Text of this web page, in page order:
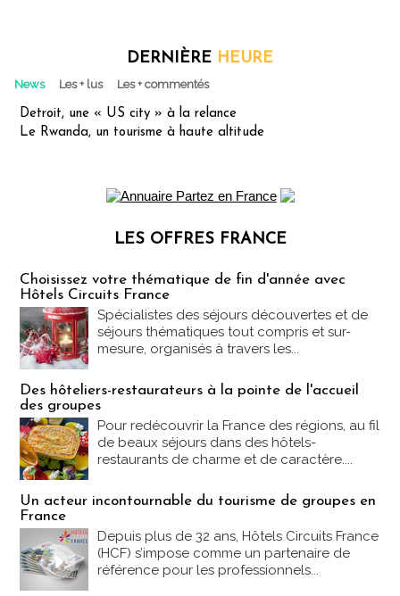
DERNIÈRE HEURE
News Les + lus Les + commentés
Detroit, une « US city » à la relance
Le Rwanda, un tourisme à haute altitude
LES OFFRES FRANCE
Choisissez votre thématique de fin d'année avec
Hôtels Circuits France
Spécialistes des séjours découvertes et de
séjours thématiques tout compris et sur-
mesure, organisés à travers les...
Des hôteliers-restaurateurs à la pointe de l'accueil
des groupes
Pour redécouvrir la France des régions, au fil
de beaux séjours dans des hôtels-
restaurants de charme et de caractère....
Un acteur incontournable du tourisme de groupes en
France
Depuis plus de 32 ans, Hôtels Circuits France
(HCF) s’impose comme un partenaire de
référence pour les professionnels...